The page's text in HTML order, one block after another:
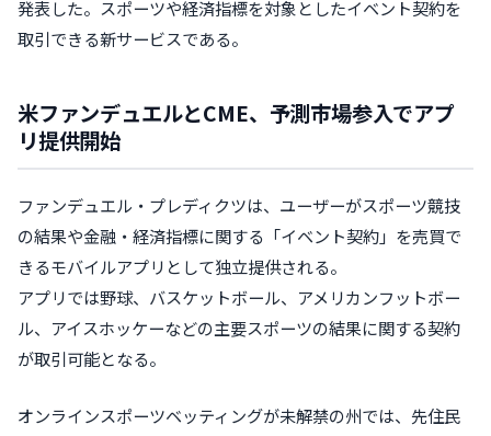
発表した。スポーツや経済指標を対象としたイベント契約を
取引できる新サービスである。
米ファンデュエルとCME、予測市場参入でアプ
リ提供開始
ファンデュエル・プレディクツは、ユーザーがスポーツ競技
の結果や金融・経済指標に関する「イベント契約」を売買で
きるモバイルアプリとして独立提供される。
アプリでは野球、バスケットボール、アメリカンフットボー
ル、アイスホッケーなどの主要スポーツの結果に関する契約
が取引可能となる。
オンラインスポーツベッティングが未解禁の州では、先住民